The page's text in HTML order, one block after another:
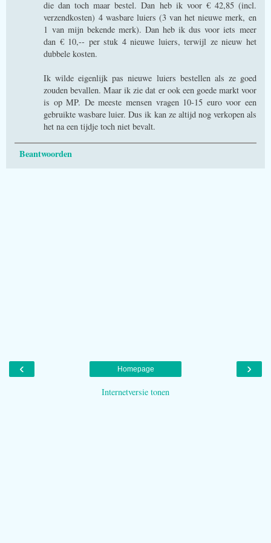
die dan toch maar bestel. Dan heb ik voor € 42,85 (incl.
verzendkosten) 4 wasbare luiers (3 van het nieuwe merk, en
1 van mijn bekende merk). Dan heb ik dus voor iets meer
dan € 10,-- per stuk 4 nieuwe luiers, terwijl ze nieuw het
dubbele kosten.
Ik wilde eigenlijk pas nieuwe luiers bestellen als ze goed
zouden bevallen. Maar ik zie dat er ook een goede markt voor
is op MP. De meeste mensen vragen 10-15 euro voor een
gebruikte wasbare luier. Dus ik kan ze altijd nog verkopen als
het na een tijdje toch niet bevalt.
Beantwoorden
‹ ›
Homepage
Internetversie tonen